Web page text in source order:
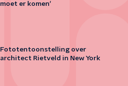
moet er komen'
Fototentoonstelling over
architect Rietveld in New York